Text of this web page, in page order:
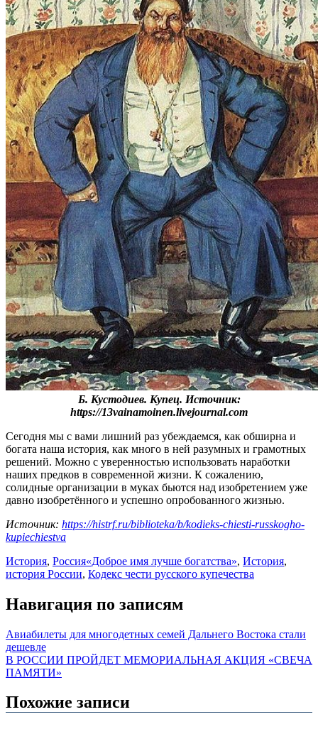
Б. Кустодиев. Купец. Источник:
https://13vainamoinen.livejournal.com
Сегодня мы с вами лишний раз убеждаемся, как обширна и
богата наша история, как много в ней разумных и грамотных
решений. Можно с уверенностью использовать наработки
наших предков в современной жизни. К сожалению,
солидные организации в муках бьются над изобретением уже
давно изобретённого и успешно опробованного жизнью.
Источник: https://histrf.ru/biblioteka/b/kodieks-chiesti-russkogho-
kupiechiestva
История, Россия«Доброе имя лучше богатства», История,
история России, Кодекс чести русского купечества
Навигация по записям
Авиабилеты для многодетных семей Дальнего Востока стали
дешевле
В РОССИИ ПРОЙДЕТ МЕМОРИАЛЬНАЯ АКЦИЯ «СВЕЧА
ПАМЯТИ»
Похожие записи